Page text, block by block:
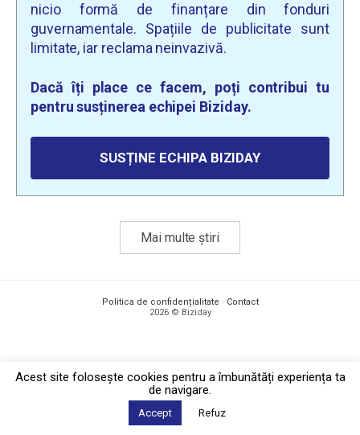
nicio formă de finanțare din fonduri
guvernamentale. Spațiile de publicitate sunt
limitate, iar reclama neinvazivă.
Dacă îți place ce facem, poți contribui tu
pentru susținerea echipei Biziday.
SUSȚINE ECHIPA BIZIDAY
Mai multe știri
Politica de confidențialitate · Contact
2026 © Biziday
Acest site foloseşte cookies pentru a îmbunătăți experiența ta
de navigare.
Accept Refuz